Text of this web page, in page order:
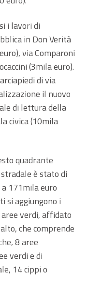
i lavori di
in Don Verità
via Comparoni
(3mila euro).
di via
il nuovo
di lettura della
civica (10mila
quadrante
è stato di
171mila euro
si aggiungono i
verdi, affidato
che comprende
8 aree
verdi e di
14 cippi o